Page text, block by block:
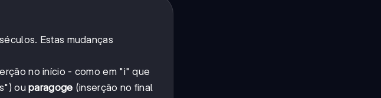
Estas mudanças
no início - como em "i" que
ouparagoge (inserção no final